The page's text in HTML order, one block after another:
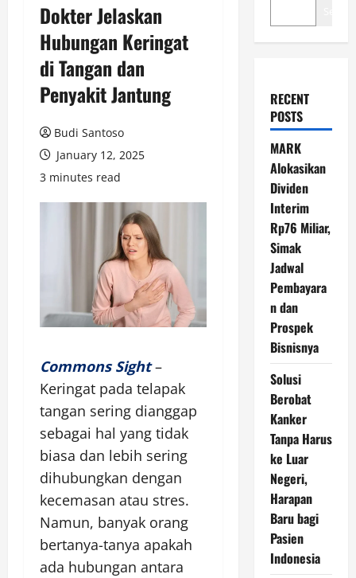
Dokter Jelaskan
Hubungan Keringat
di Tangan dan
Penyakit Jantung
Budi Santoso
January 12, 2025
3 minutes read
Commons Sight–
Keringat pada telapak
tangan sering dianggap
sebagai hal yang tidak
biasa dan lebih sering
dihubungkan dengan
kecemasan atau stres.
Namun, banyak orang
bertanya-tanya apakah
ada hubungan antara
RECENT
POSTS
MARK
Alokasikan
Dividen
Interim
Rp76 Miliar,
Simak
Jadwal
Pembayara
n dan
Prospek
Bisnisnya
Solusi
Berobat
Kanker
Tanpa Harus
ke Luar
Negeri,
Harapan
Baru bagi
Pasien
Indonesia